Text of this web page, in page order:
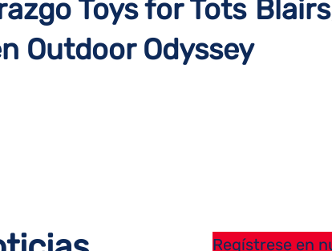
Toys for Tots
Outdoor Odyssey
Regístrese en